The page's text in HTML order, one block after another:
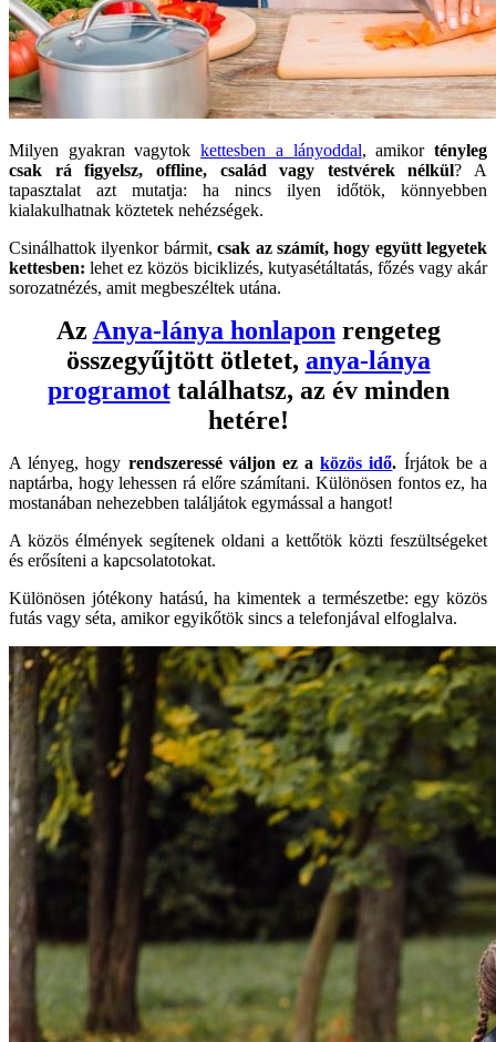
Milyen gyakran vagytokkettesben a lányoddal, amikortényleg
csak rá figyelsz, offline, család vagy testvérek nélkül? A
tapasztalat azt mutatja: ha nincs ilyen időtök, könnyebben
kialakulhatnak köztetek nehézségek.
Csinálhattok ilyenkor bármit,csak az számít, hogy együtt legyetek
kettesben: lehet ez közös biciklizés, kutyasétáltatás, főzés vagy akár
sorozatnézés, amit megbeszéltek utána.
Az Anya-lánya honlapon rengeteg
összegyűjtött ötletet, anya-lánya
programottalálhatsz, az év minden
hetére!
A lényeg, hogy rendszeressé váljon ez aközös idő. Írjátok be a
naptárba, hogy lehessen rá előre számítani. Különösen fontos ez, ha
mostanában nehezebben találjátok egymással a hangot!
A közös élmények segítenek oldani a kettőtök közti feszültségeket
és erősíteni a kapcsolatotokat.
Különösen jótékony hatású, ha kimentek a természetbe: egy közös
futás vagy séta, amikor egyikőtök sincs a telefonjával elfoglalva.